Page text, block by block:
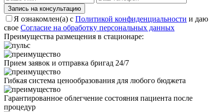
Запись на консультацию
Я ознакомлен(а) с Политикой конфиденциальности и даю
свое Согласие на обработку персональных данных
Преимущества размещения в стационаре:
Прием заявок и отправка бригад 24/7
Гибкая система ценообразования для любого бюджета
Гарантированное облегчение состояния пациента после
процедур